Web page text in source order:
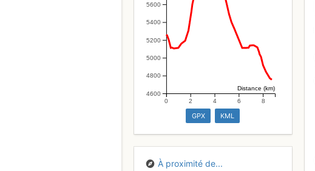
4600
4800
5000
5200
5400
5600
0 2 4 6 8
Distance (km)
GPX KML
À proximité de...